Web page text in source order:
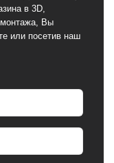
в 3D,
монтажа, Вы
или посетив наш